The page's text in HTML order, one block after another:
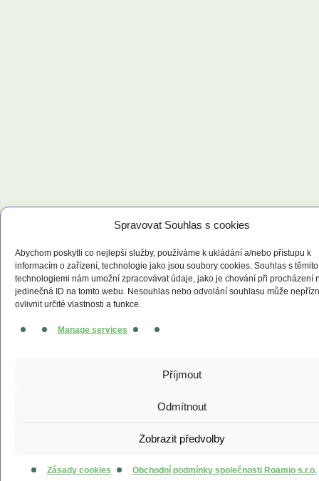
Spravovat Souhlas s cookies
Abychom poskytli co nejlepší služby, používáme k ukládání a/nebo přístupu k
informacím o zařízení, technologie jako jsou soubory cookies. Souhlas s těmito
technologiemi nám umožní zpracovávat údaje, jako je chování při procházení
jedinečná ID na tomto webu. Nesouhlas nebo odvolání souhlasu může
ovlivnit určité vlastnosti a funkce.
Manage services
Příjmout
Odmítnout
Zobrazit předvolby
Zásady cookies Obchodní podmínky společnosti Roamio s.r.o.